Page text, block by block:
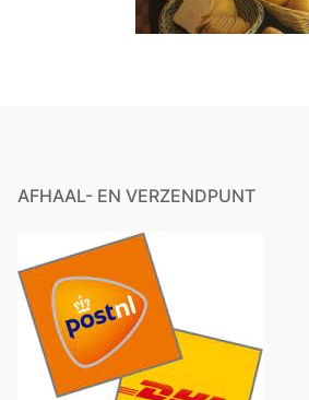
AFHAAL- EN VERZENDPUNT